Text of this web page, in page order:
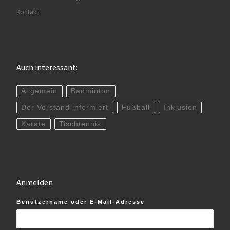
Kontakt
Auch interessant:
Allgemein Badminton
Der Vorstand informiert Fußball Inklusion
Karate Tischtennis
Anmelden
Benutzername oder E-Mail-Adresse